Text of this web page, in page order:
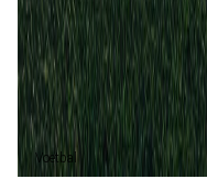
Iran
Mali
2
Iran (1)
50%
Mali (1) 50%
Voetbal